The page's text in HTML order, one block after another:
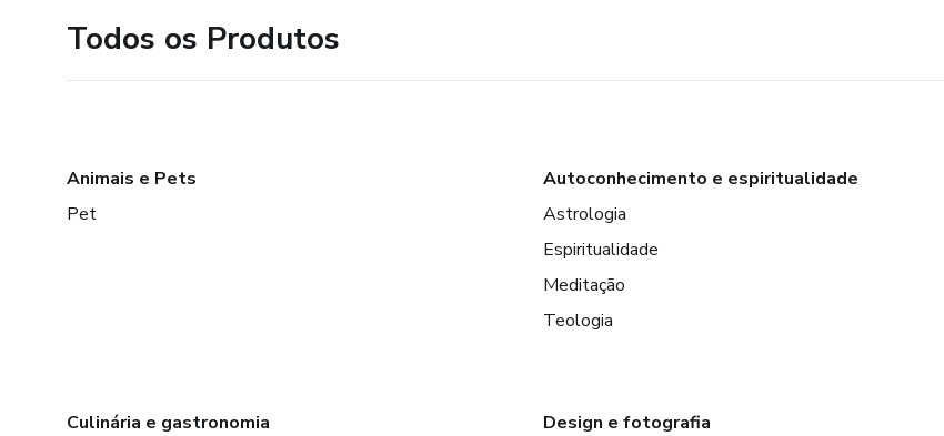
Todos os Produtos
Animais e Pets
Pet
Autoconhecimento e espiritualidade
Astrologia
Espiritualidade
Meditação
Teologia
Culinária e gastronomia
Design e fotografia